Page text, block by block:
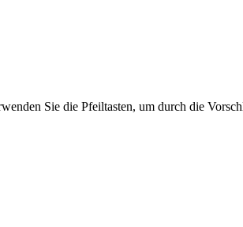
Sie die Pfeiltasten, um durch die